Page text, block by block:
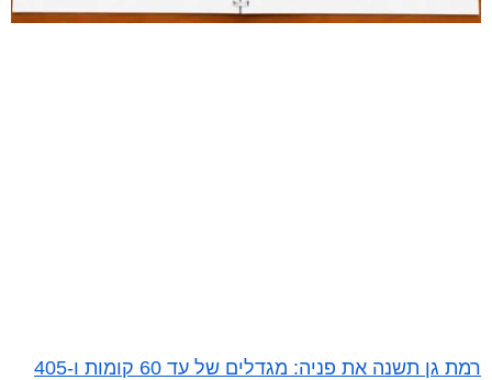
רמת גן תשנה את פניה: מגדלים של עד 60 קומות ו-405